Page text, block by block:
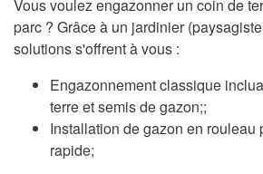
Vous voulez engazonner un coin de
parc ? Grâce à un jardinier
solutions s'offrent à vous :
Engazonnement classique
terre et semis de gazon;;
Installation de gazon en rouleau
rapide;